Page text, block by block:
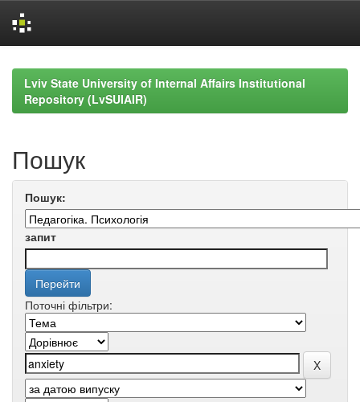
navigationLviv State University of Internal Affairs Institutional
Repository (LvSUIAIR)
Пошук
Пошук:
запит
Поточні фільтри: